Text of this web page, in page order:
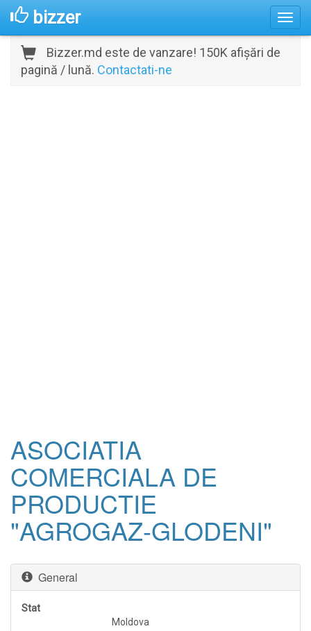
bizzer
Bizzer.md este de vanzare! 150K afișări de
pagină / lună. Contactati-ne
ASOCIATIA
COMERCIALA DE
PRODUCTIE
"AGROGAZ-GLODENI"
General
Stat
Moldova